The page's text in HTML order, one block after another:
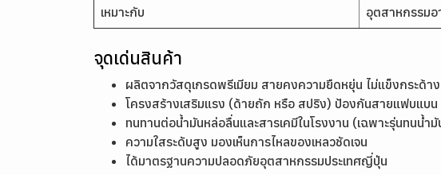
เหมาะกับ อุตสาหกรรมอ
จุดเด่นสินค้า
ผลิตจากวัสดุเกรดพรีเมียม สายคงความยืดหยุ่น ไม่แข็งกระด้าง
โครงสร้างเสริมแรง (ด้ายถัก หรือ สปริง) ป้องกันสายแฟบแบน
ทนทานต่อน้ำมันหล่อลื่นและสารเคมีในโรงงาน (เฉพาะรุ่นทนน้ำมั
ความใสระดับสูง มองเห็นการไหลของเหลวชัดเจน
ได้มาตรฐานความปลอดภัยอุตสาหกรรมประเทศญี่ปุ่น